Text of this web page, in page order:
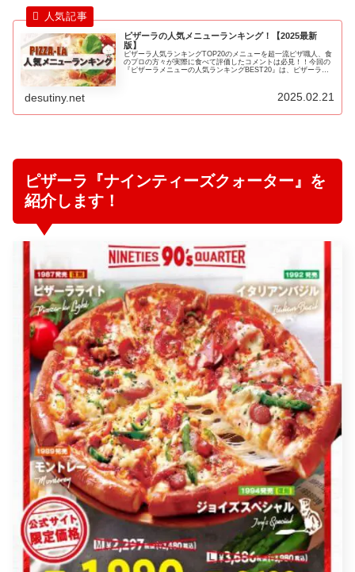
ピザーラの人気メニューランキング！【2025最新
版】
ピザーラ人気ランキングTOP20のメニューを超一流ピザ職人、食
のプロの方々が実際に食べて評価したコメントは必見！！今回の
『ピザーラメニューの人気ランキングBEST20』は、ピザーラの
desutiny.net 2025.02.21
ピザーラ『ナインティーズクォーター』を
紹介します！